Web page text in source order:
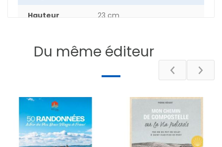
Hauteur 23 cm
pages
Du même éditeur